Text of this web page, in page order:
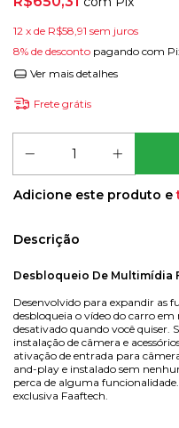
12 x de R$58,91 sem juros
8% de desconto pagando com
Ver mais detalhes
Frete grátis
Adicione este produto e
Descrição
Desbloqueio De Multimídia
Desenvolvido para expandir as
desbloqueia o vídeo do carro
desativado quando você quiser.
instalação de câmera e
ativação de entrada para
and-play e instalado sem
perca de alguma
exclusiva Faaftech.